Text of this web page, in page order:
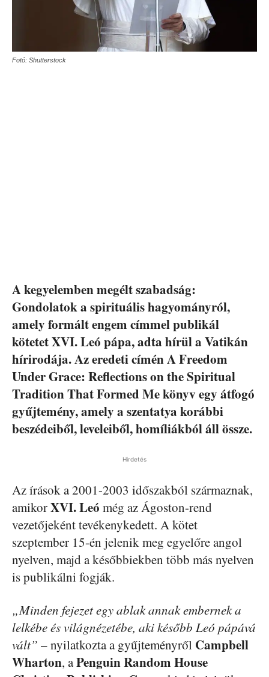
Fotó: Shutterstock
A kegyelemben megélt szabadság:
Gondolatok a spirituális hagyományról,
amely formált engem címmel publikál
kötetet XVI. Leó pápa, adta hírül a Vatikán
hírirodája. Az eredeti címén A Freedom
Under Grace: Reflections on the Spiritual
Tradition That Formed Me könyv egy átfogó
gyűjtemény, amely a szentatya korábbi
beszédeiből, leveleiből, homíliákból áll össze.
Hirdetés
Az írások a 2001-2003 időszakból származnak,
amikorXVI. Leó még az Ágoston-rend
vezetőjeként tevékenykedett. A kötet
szeptember 15-én jelenik meg egyelőre angol
nyelven, majd a későbbiekben több más nyelven
is publikálni fogják.
„Minden fejezet egy ablak annak embernek a
lelkébe és világnézetébe, aki később Leó pápává
vált” – nyilatkozta a gyűjteményről Campbell
Wharton, aPenguin Random House